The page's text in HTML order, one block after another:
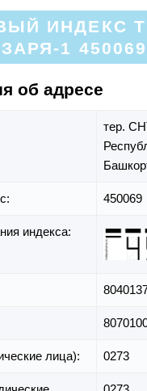
ИНДЕКС
ЗАРЯ-1 450069
об адресе
тер.
450069
индекса:
лица): 0273